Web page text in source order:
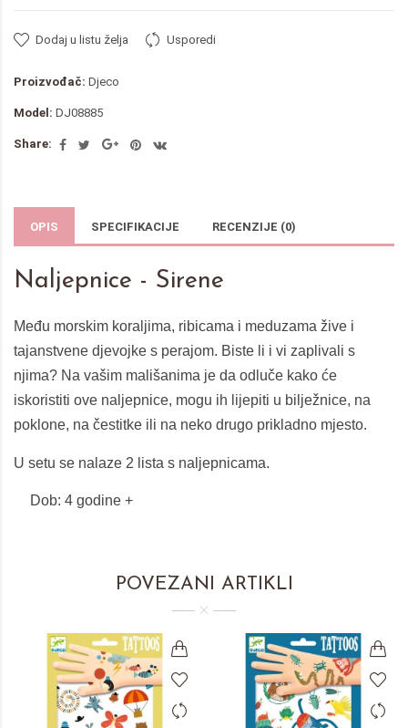
Dodaj u listu želja Usporedi
Proizvođač: Djeco
Model: DJ08885
Share:
OPIS SPECIFIKACIJE RECENZIJE (0)
Naljepnice - Sirene
Među morskim koraljima, ribicama i meduzama žive i
tajanstvene djevojke s perajom. Biste li i vi zaplivali s
njima? Na vašim mališanima je da odluče kako će
iskoristiti ove naljepnice, mogu ih lijepiti u bilježnice, na
poklone, na čestitke ili na neko drugo prikladno mjesto.
U setu se nalaze 2 lista s naljepnicama.
Dob: 4 godine +
POVEZANI ARTIKLI